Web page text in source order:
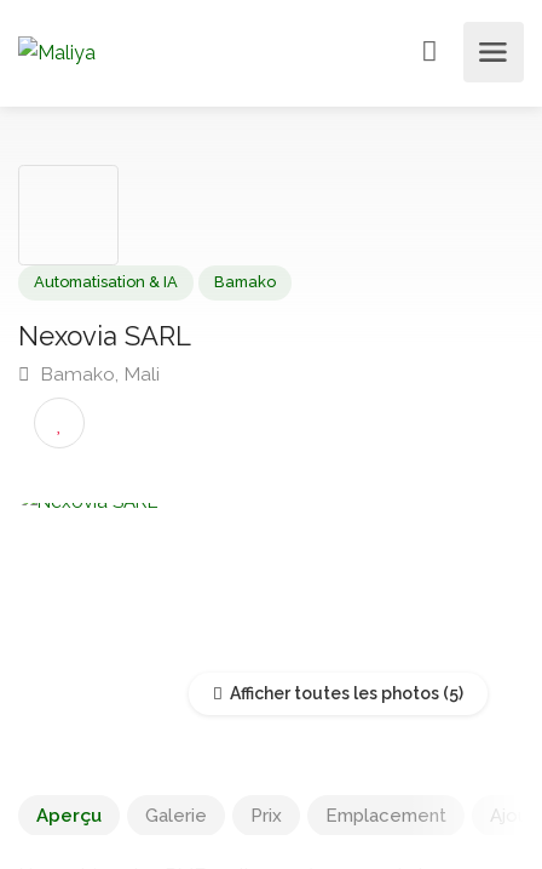
Nexovia SARL
Bamako, Mali
Afficher toutes les photos
Aperçu Galerie Prix Emplacement